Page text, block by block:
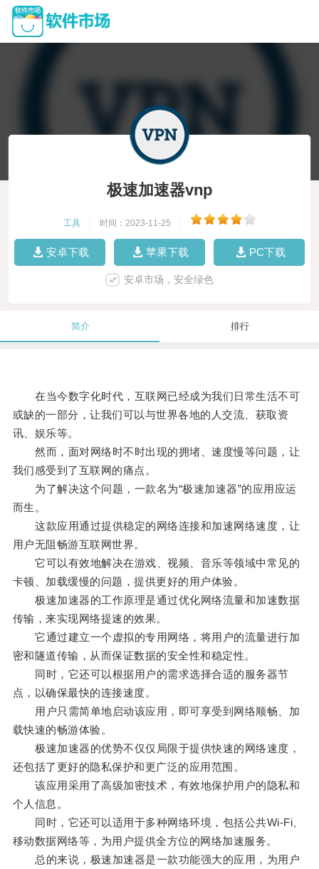
极速加速器vnp
工具 时间：2023-11-25
安卓下载 苹果下载 PC下载
安卓市场，安全绿色
简介 排行
在当今数字化时代，互联网已经成为我们日常生活不可
或缺的一部分，让我们可以与世界各地的人交流、获取资
讯、娱乐等。
然而，面对网络时不时出现的拥堵、速度慢等问题，让
我们感受到了互联网的痛点。
为了解决这个问题，一款名为“极速加速器”的应用应运
而生。
这款应用通过提供稳定的网络连接和加速网络速度，让
用户无阻畅游互联网世界。
它可以有效地解决在游戏、视频、音乐等领域中常见的
卡顿、加载缓慢的问题，提供更好的用户体验。
极速加速器的工作原理是通过优化网络流量和加速数据
传输，来实现网络提速的效果。
它通过建立一个虚拟的专用网络，将用户的流量进行加
密和隧道传输，从而保证数据的安全性和稳定性。
同时，它还可以根据用户的需求选择合适的服务器节
点，以确保最快的连接速度。
用户只需简单地启动该应用，即可享受到网络顺畅、加
载快速的畅游体验。
极速加速器的优势不仅仅局限于提供快速的网络速度，
还包括了更好的隐私保护和更广泛的应用范围。
该应用采用了高级加密技术，有效地保护用户的隐私和
个人信息。
同时，它还可以适用于多种网络环境，包括公共Wi-Fi、
移动数据网络等，为用户提供全方位的网络加速服务。
总的来说，极速加速器是一款功能强大的应用，为用户